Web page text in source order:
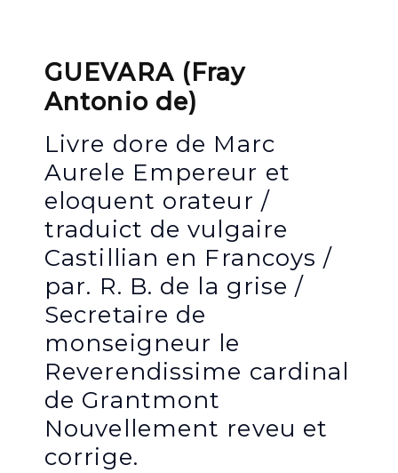
GUEVARA (Fray
Antonio de)
Livre dore de Marc
Aurele Empereur et
eloquent orateur /
traduict de vulgaire
Castillian en Francoys /
par. R. B. de la grise /
Secretaire de
monseigneur le
Reverendissime cardinal
de Grantmont
Nouvellement reveu et
corrige.